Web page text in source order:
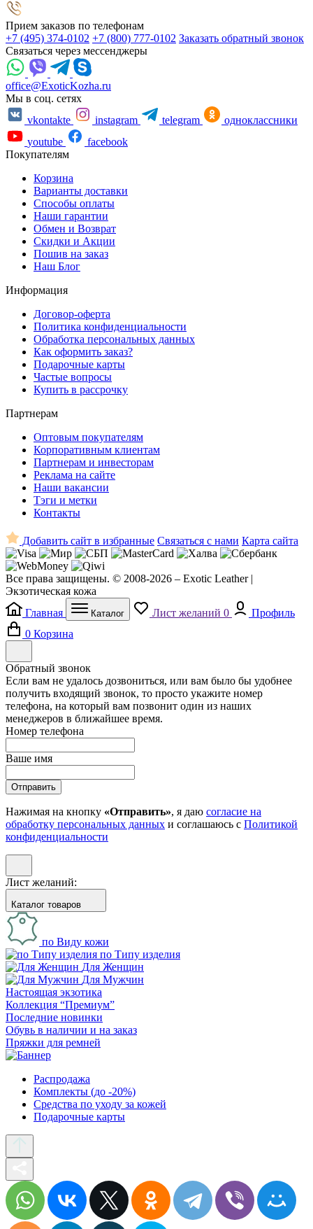
Прием заказов по телефонам
+7 (495) 374-0102 +7 (800) 777-0102 Заказать обратный звонок
Связаться через мессенджеры
office@ExoticKozha.ru
Мы в соц. сетях
vkontakte
instagram telegram
одноклассники
youtube
facebook
Покупателям
Корзина
Варианты доставки
Способы оплаты
Наши гарантии
Обмен и Возврат
Скидки и Акции
Пошив на заказ
Наш Блог
Информация
Договор-оферта
Политика конфиденциальности
Обработка персональных данных
Как оформить заказ?
Подарочные карты
Частые вопросы
Купить в рассрочку
Партнерам
Оптовым покупателям
Корпоративным клиентам
Партнерам и инвесторам
Реклама на сайте
Наши вакансии
Тэги и метки
Контакты
Добавить сайт в избранные Связаться с нами Карта сайта
Все права защищены. © 2008-2026 – Exotic Leather |
Экзотическая кожа
Главная
Каталог Лист желаний 0
Профиль
0 Корзина
Обратный звонок
Если вам не удалось дозвониться, или вам было бы удобнее
получить входящий звонок, то просто укажите номер
телефона, на который вам позвонит один из наших
менеджеров в ближайшее время.
Номер телефона
Ваше имя
Отправить
Нажимая на кнопку «Отправить», я даю согласие на
обработку персональных данных и соглашаюсь с Политикой
конфиденциальности
Лист желаний:
Каталог товаров
по Виду кожи
по Типу изделия
Для Женщин
Для Мужчин
Настоящая экзотика
Коллекция “Премиум”
Последние новинки
Обувь в наличии и на заказ
Пряжки для ремней
Распродажа
Комплекты (до -20%)
Средства по уходу за кожей
Подарочные карты